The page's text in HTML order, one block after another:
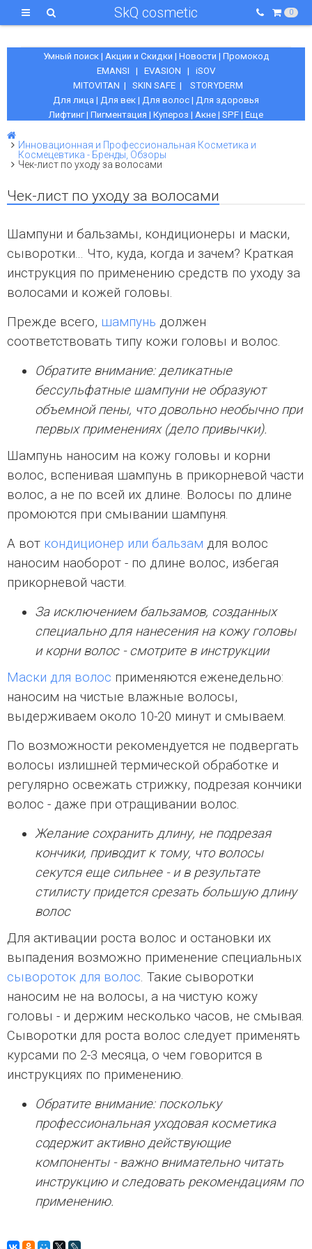
SkQ cosmetic 0
Умный поиск| Акции и Скидки | Новости | Промокод
EMANSI | EVASION | iSOV
MITOVITAN | SKIN SAFE | STORYDERM
Для лица | Для век | Для волос | Для здоровья
Лифтинг| Пигментация | Купероз | Акне | SPF | Еще
Инновационная и Профессиональная Косметика и
Космецевтика - Бренды, Обзоры
Чек-лист по уходу за волосами
Чек-лист по уходу за волосами
Шампуни и бальзамы, кондиционеры и маски,
сыворотки... Что, куда, когда и зачем? Краткая
инструкция по применению средств по уходу за
волосами и кожей головы.
Прежде всего, шампунь должен
соответствовать типу кожи головы и волос.
Обратите внимание: деликатные
бессульфатные шампуни не образуют
объемной пены, что довольно необычно при
первых применениях (дело привычки).
Шампунь наносим на кожу головы и корни
волос, вспенивая шампунь в прикорневой части
волос, а не по всей их длине. Волосы по длине
промоются при смывании шампуня.
А вот кондиционер или бальзам для волос
наносим наоборот - по длине волос, избегая
прикорневой части.
За исключением бальзамов, созданных
специально для нанесения на кожу головы
и корни волос - смотрите в инструкции
Маски для волос применяются еженедельно:
наносим на чистые влажные волосы,
выдерживаем около 10-20 минут и смываем.
По возможности рекомендуется не подвергать
волосы излишней термической обработке и
регулярно освежать стрижку, подрезая кончики
волос - даже при отращивании волос.
Желание сохранить длину, не подрезая
кончики, приводит к тому, что волосы
секутся еще сильнее - и в результате
стилисту придется срезать большую длину
волос
Для активации роста волос и остановки их
выпадения возможно применение специальных
сывороток для волос. Такие сыворотки
наносим не на волосы, а на чистую кожу
головы - и держим несколько часов, не смывая.
Сыворотки для роста волос следует применять
курсами по 2-3 месяца, о чем говорится в
инструкциях по применению.
Обратите внимание: поскольку
профессиональная уходовая косметика
содержит активно действующие
компоненты - важно внимательно читать
инструкцию и следовать рекомендациям по
применению.